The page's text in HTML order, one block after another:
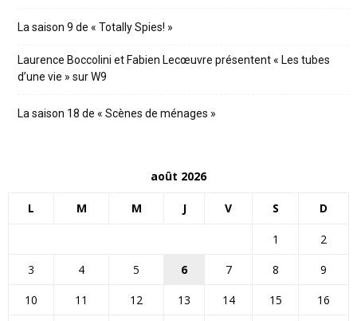
La saison 9 de « Totally Spies! »
Laurence Boccolini et Fabien Lecœuvre présentent « Les tubes
d’une vie » sur W9
La saison 18 de « Scènes de ménages »
août 2026
L M M J V S D
1
2
3
4 5 6 7 8
9
10
11 12 13 14 15
16